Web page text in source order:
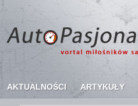
AKTUALNOŚCI ARTYKUŁY